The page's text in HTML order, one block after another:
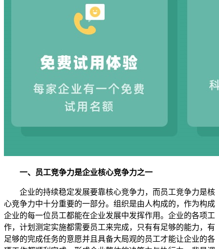
一、员工竞争力是企业核心竞争力之一
企业的持续稳定发展要靠核心竞争力，而员工竞争力是核
心竞争力中十分重要的一部分。组织是由人构成的，作为构成
企业的每一位员工都能在企业发展中发挥作用。企业的各项工
作，计划测定实施都需要员工来完成，只有有足够的能力，有
足够的完成任务的意愿并且具备大局观的员工才能让企业的各